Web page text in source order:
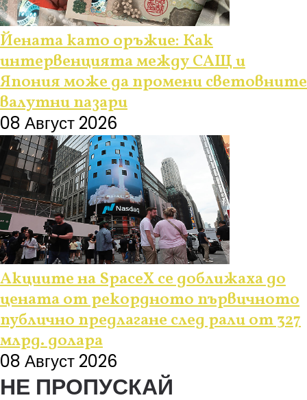
Йената като оръжие: Как
интервенцията между САЩ и
Япония може да промени световните
валутни пазари
08 Август 2026
Акциите на SpaceX се доближаха до
цената от рекордното първичното
публично предлагане след рали от 327
млрд. долара
08 Август 2026
НЕ ПРОПУСКАЙ